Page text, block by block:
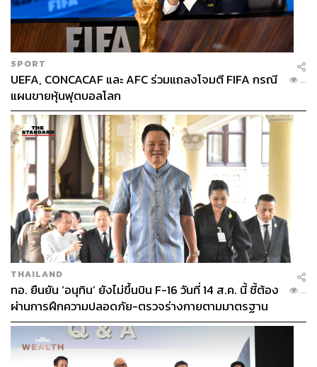
SPORT
UEFA, CONCACAF และ AFC ร่วมแถลงโจมตี FIFA กรณี
แผนขายหุ้นฟุตบอลโลก
...
THAILAND
ทอ. ยืนยัน ‘อนุทิน’ ยังไม่ขึ้นบิน F-16 วันที่ 14 ส.ค. นี้ ชี้ต้อง
ผ่านการฝึกความปลอดภัย-ตรวจร่างกายตามมาตรฐาน
ก่อน
...